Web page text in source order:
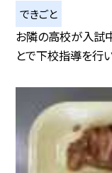
できごと
お隣の高校が入試
とで下校指導を行